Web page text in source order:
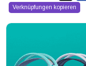
Verknüpfungen kopieren